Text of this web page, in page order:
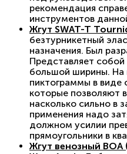
рекомендация
инструментов
Жгут SWAT-T
безтурникетный
назначения. Был
Представляет
большой ширины. На
пиктограммы в виде
которые позволяют
насколько сильно в
применения надо
должном усилии
прямоугольники в
Жгут венозный BOA